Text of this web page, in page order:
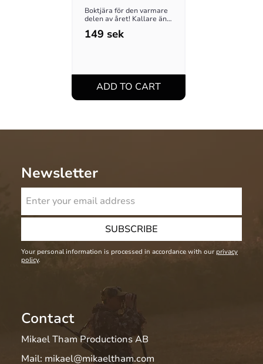
PUR 3KG
Boktjära för den varmare
delen av året! Kallare än
rekommenderar vi
149 sek
Newsletter
SUBSCRIBE
Your personal information is processed in accordance with our privacy
policy.
Contact
Mikael Tham Productions AB
Mail: mikael@mikaeltham.com